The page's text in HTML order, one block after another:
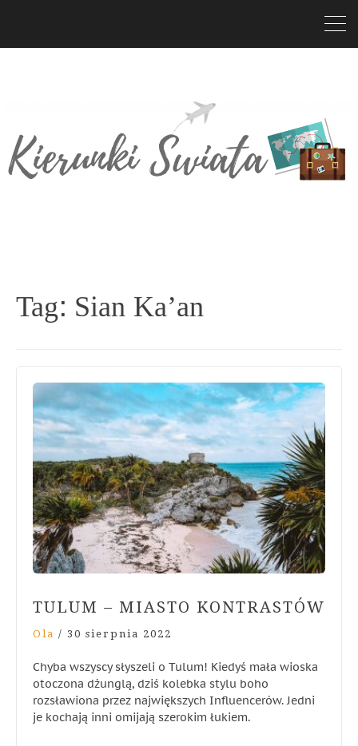
Tag: Sian Ka’an
TULUM – MIASTO KONTRASTÓW
Ola / 30 sierpnia 2022
Chyba wszyscy słyszeli o Tulum! Kiedyś mała wioska
otoczona dżunglą, dziś kolebka stylu boho
rozsławiona przez największych Influencerów. Jedni
je kochają inni omijają szerokim łukiem.